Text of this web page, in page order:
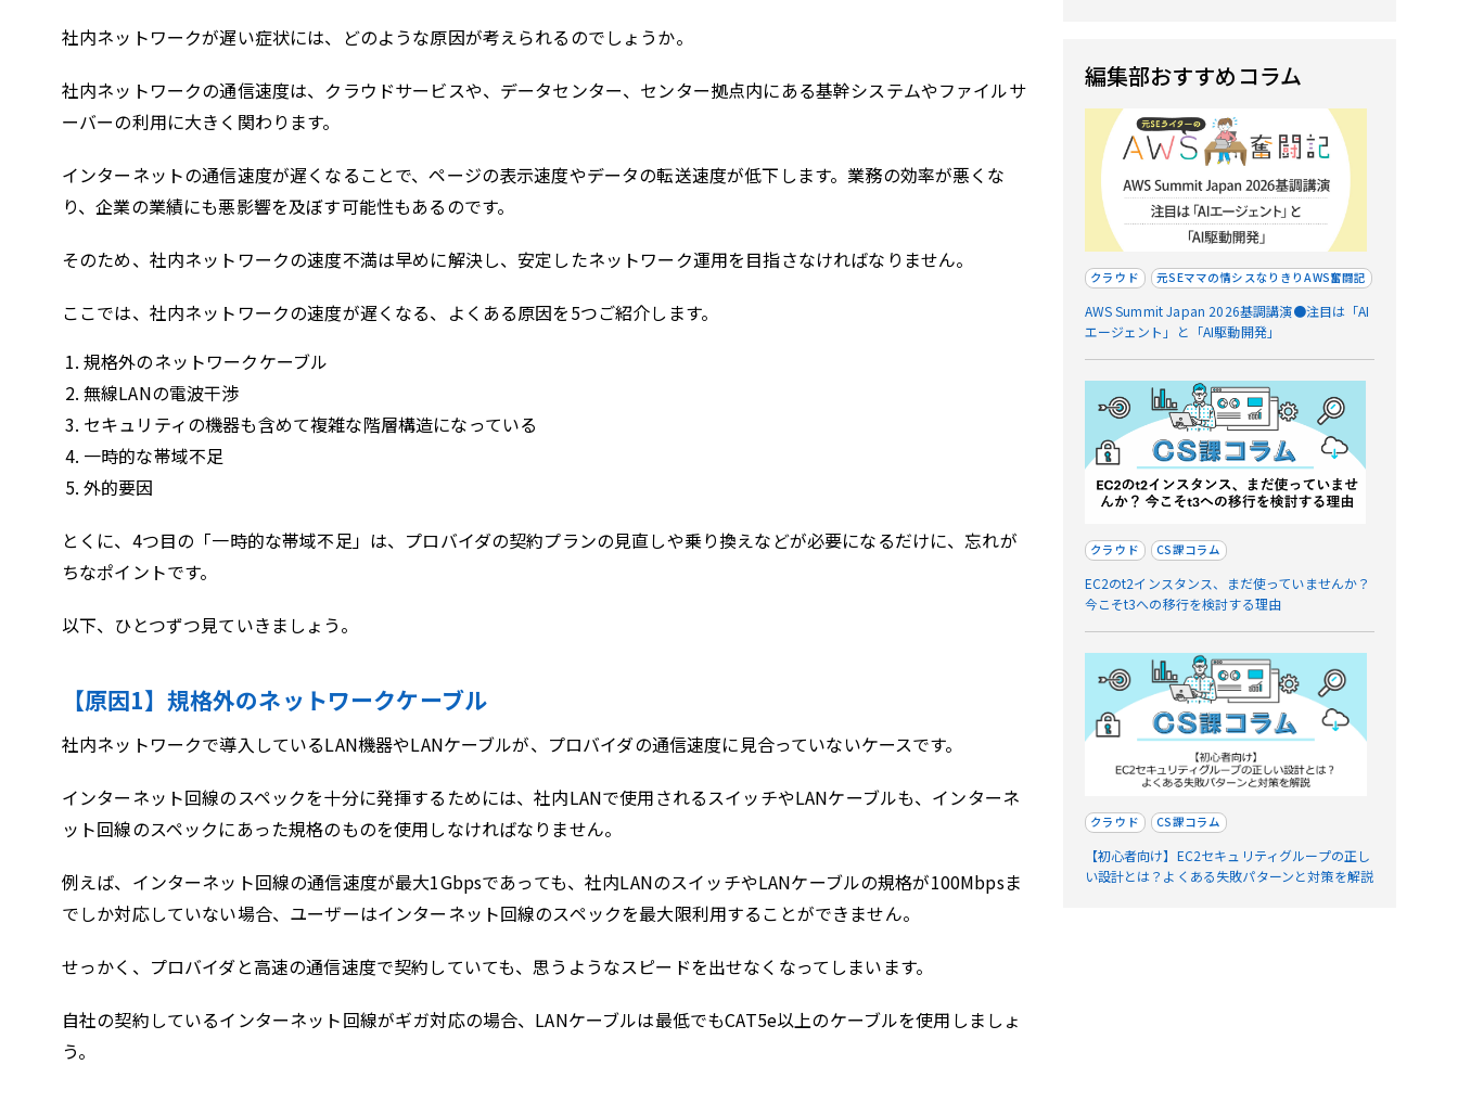
社内ネットワークが遅い症状には、どのような原因が考えられるのでしょうか。
社内ネットワークの通信速度は、クラウドサービスや、データセンター、センター拠点内にある基幹システムやファイルサ
ーバーの利用に大きく関わります。
インターネットの通信速度が遅くなることで、ページの表示速度やデータの転送速度が低下します。業務の効率が悪くな
り、企業の業績にも悪影響を及ぼす可能性もあるのです。
そのため、社内ネットワークの速度不満は早めに解決し、安定したネットワーク運用を目指さなければなりません。
ここでは、社内ネットワークの速度が遅くなる、よくある原因を5つご紹介します。
規格外のネットワークケーブル
無線LANの電波干渉
セキュリティの機器も含めて複雑な階層構造になっている
一時的な帯域不足
外的要因
とくに、4つ目の「一時的な帯域不足」は、プロバイダの契約プランの見直しや乗り換えなどが必要になるだけに、忘れが
ちなポイントです。
以下、ひとつずつ見ていきましょう。
【原因1】規格外のネットワークケーブル
社内ネットワークで導入しているLAN機器やLANケーブルが、プロバイダの通信速度に見合っていないケースです。
インターネット回線のスペックを十分に発揮するためには、社内LANで使用されるスイッチやLANケーブルも、インターネ
ット回線のスペックにあった規格のものを使用しなければなりません。
例えば、インターネット回線の通信速度が最大1Gbpsであっても、社内LANのスイッチやLANケーブルの規格が100Mbpsま
でしか対応していない場合、ユーザーはインターネット回線のスペックを最大限利用することができません。
せっかく、プロバイダと高速の通信速度で契約していても、思うようなスピードを出せなくなってしまいます。
自社の契約しているインターネット回線がギガ対応の場合、LANケーブルは最低でもCAT5e以上のケーブルを使用しましょ
う。
編集部おすすめコラム
クラウド 元SEママの情シスなりきりAWS奮闘記
AWS Summit Japan 2026基調講演●注目は「AI
エージェント」と「AI駆動開発」
クラウド CS課コラム
EC2のt2インスタンス、まだ使っていませんか？
今こそt3への移行を検討する理由
クラウド CS課コラム
【初心者向け】EC2セキュリティグループの正し
い設計とは？よくある失敗パターンと対策を解説